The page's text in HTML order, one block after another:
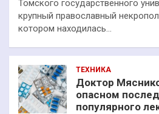
Томского государственного
крупный православный
котором находилась…
ТЕХНИКА
Доктор
опасном
популярного